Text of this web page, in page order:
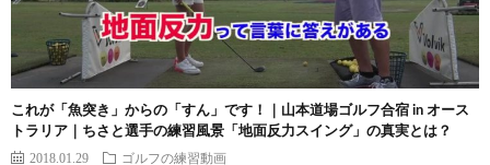
これが「魚突き」からの「すん」です！｜山本道場ゴルフ合宿 in オース
トラリア｜ちさと選手の練習風景「地面反力スイング」の真実とは？
2018.01.29 ゴルフの練習動画